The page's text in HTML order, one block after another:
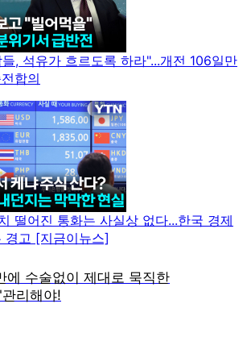
, 석유가 흐르도록 하라"...개전 106일만
합의
떨어진 통화는 사실상 없다...한국 경제
경고 [지금이뉴스]